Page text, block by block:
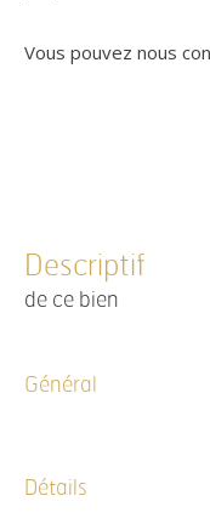
Vous pouvez nous
descriptif
de ce bien
Général
Détails